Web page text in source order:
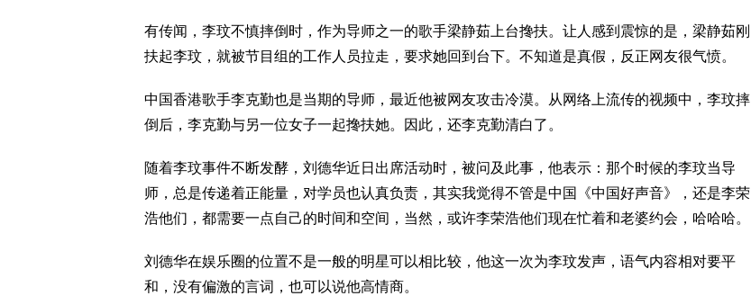
有传闻，李玟不慎摔倒时，作为导师之一的歌手梁静茹上台搀扶。让人感到震惊的是，梁静茹刚
扶起李玟，就被节目组的工作人员拉走，要求她回到台下。不知道是真假，反正网友很气愤。
中国香港歌手李克勤也是当期的导师，最近他被网友攻击冷漠。从网络上流传的视频中，李玟摔
倒后，李克勤与另一位女子一起搀扶她。因此，还李克勤清白了。
随着李玟事件不断发酵，刘德华近日出席活动时，被问及此事，他表示：那个时候的李玟当导
师，总是传递着正能量，对学员也认真负责，其实我觉得不管是中国《中国好声音》，还是李荣
浩他们，都需要一点自己的时间和空间，当然，或许李荣浩他们现在忙着和老婆约会，哈哈哈。
刘德华在娱乐圈的位置不是一般的明星可以相比较，他这一次为李玟发声，语气内容相对要平
和，没有偏激的言词，也可以说他高情商。